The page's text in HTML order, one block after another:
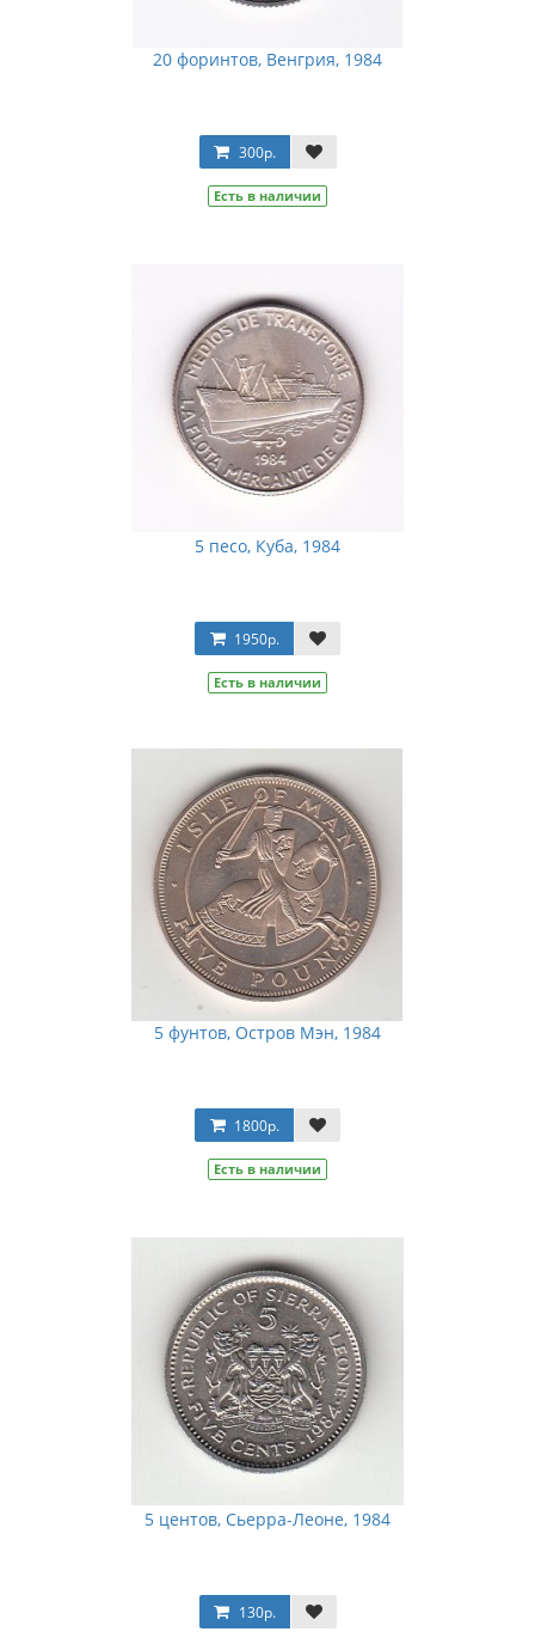
20 форинтов, Венгрия, 1984
300р.
Есть в наличии
5 песо, Куба, 1984
1950р.
Есть в наличии
5 фунтов, Остров Мэн, 1984
1800р.
Есть в наличии
5 центов, Сьерра-Леоне, 1984
130р.